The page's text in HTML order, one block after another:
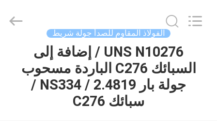
منزل،
INDUSTRIAL
الفولاذ المقاوم للصدأ جولة شريط
UNS N10276 / إضافة إلى
السبائك C276 الباردة مسحوب
جولة بار NS334 / 2.4819 /
سبائك C276